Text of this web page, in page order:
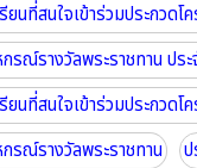
นที่สนใจเข้าร่วมประกวดโ
รณ์รางวัลพระราชทาน ปร
นที่สนใจเข้าร่วมประกวดโ
รณ์รางวัลพระราชทาน
ป